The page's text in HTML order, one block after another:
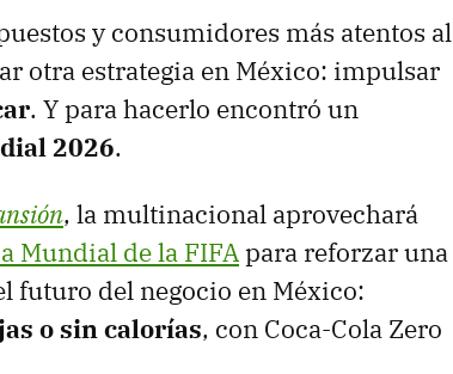
y consumidores más atentos al
otra estrategia en México: impulsar
. Y para hacerlo encontró un
2026.
, la multinacional aprovechará
Mundial de la FIFApara reforzar una
futuro del negocio en México:
o sin calorías, con Coca-Cola Zero